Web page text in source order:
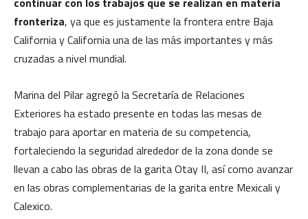
fronteriza, ya que es justamente la frontera entre Baja
California y California una de las más importantes y más
cruzadas a nivel mundial.
Marina del Pilar agregó la Secretaría de Relaciones
Exteriores ha estado presente en todas las mesas de
trabajo para aportar en materia de su competencia,
fortaleciendo la seguridad alrededor de la zona donde se
llevan a cabo las obras de la garita Otay II, así como avanzar
en las obras complementarias de la garita entre Mexicali y
Calexico.